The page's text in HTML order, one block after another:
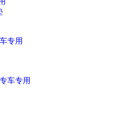
专用
车专用